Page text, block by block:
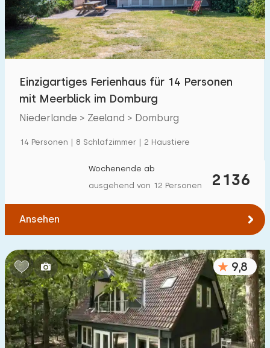
1 2 3 4 5
Entfernungen
Zum Meer(max. km):
Zum Wald(max. km):
5 10
1 2
Zu öffentlichen Verkehrsmitteln(max. km):
0,2 0,5 1 2 5
Unterkunft
Einzigartiges Ferienhaus für 14 Personen
mit Meerblick im Domburg
Niederlande > Zeeland > Domburg
14 Personen | 8 Schlafzimmer | 2 Haustiere
2136
Wochenende ab
ausgehend von 12 Personen
Ansehen
9,8